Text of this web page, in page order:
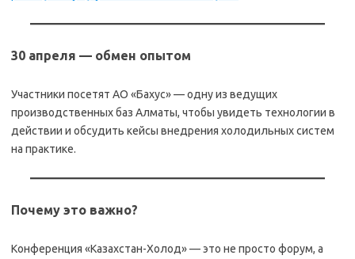
30 апреля — обмен опытом
Участники посетят АО «Бахус» — одну из ведущих
производственных баз Алматы, чтобы увидеть технологии в
действии и обсудить кейсы внедрения холодильных систем
на практике.
Почему это важно?
Конференция «Казахстан-Холод» — это не просто форум, а